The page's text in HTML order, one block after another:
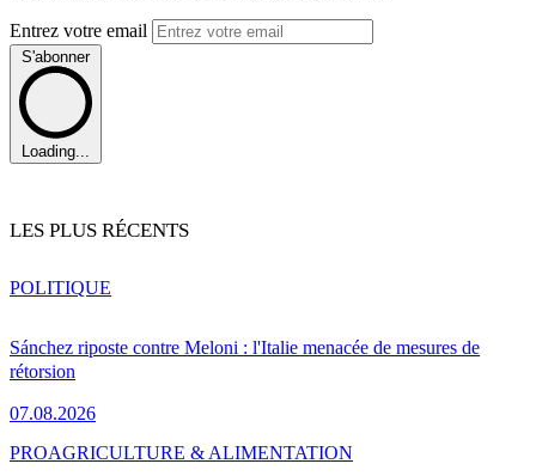
Entrez votre email
S'abonner
Loading...
LES PLUS RÉCENTS
Sánchez riposte contre Meloni : l'Italie menacée de mesures de
rétorsion
07.08.2026
POLITIQUE
PROAGRICULTURE & ALIMENTATION